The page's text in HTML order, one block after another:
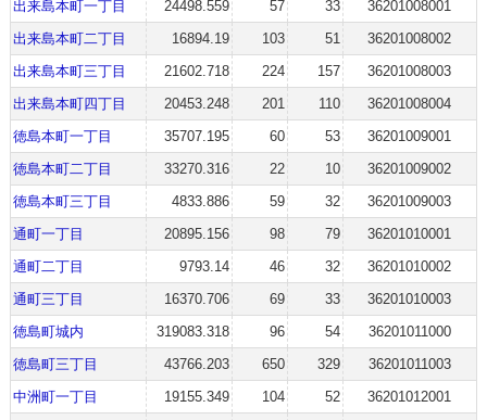
出来島本町一丁目
24498.559 57 33
36201008001
出来島本町二丁目
16894.19 103 51
36201008002
出来島本町三丁目
21602.718 224 157
36201008003
出来島本町四丁目
20453.248 201 110
36201008004
徳島本町一丁目
35707.195 60 53
36201009001
徳島本町二丁目
33270.316 22 10
36201009002
徳島本町三丁目
4833.886 59 32
36201009003
通町一丁目
20895.156 98 79
36201010001
通町二丁目
9793.14 46 32
36201010002
通町三丁目
16370.706 69 33
36201010003
徳島町城内
319083.318 96 54
36201011000
徳島町三丁目
43766.203 650 329
36201011003
中洲町一丁目
19155.349 104 52
36201012001